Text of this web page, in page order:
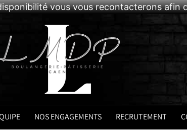
vous vous recontacterons
NOS ENGAGEMENTS RECRUTEMENT